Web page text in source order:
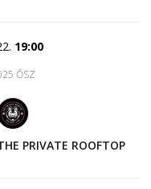
19:00
ŐSZ
PRIVATE ROOFTOP